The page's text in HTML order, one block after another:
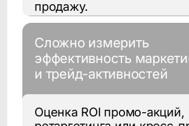
в коммуникациях
Коммуникации строятся
по шаблону для всех: нет
сегментации, не учитываются
интересы, история покупок,
вовлечённость. Это снижает
отклик и лояльность.